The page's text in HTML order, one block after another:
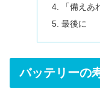
「備えあ
最後に
バッテリーの